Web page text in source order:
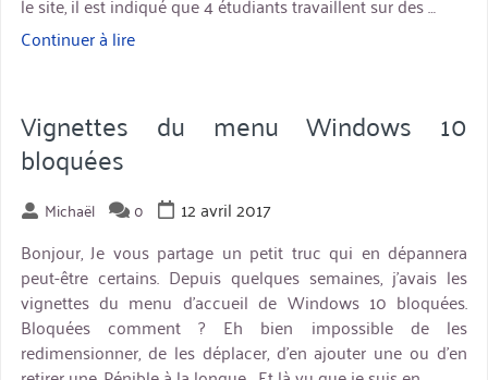
Continuer à lire« Digikam
problème
des
lisibles »
Vignettes du menu Windows 10
bloquées
Michaël 0
12 avril 2017
Bonjour, Je vous partage un petit truc qui en dépannera
peut-être certains. Depuis quelques semaines, j’avais les
vignettes du menu d’accueil de Windows 10 bloquées.
Bloquées comment ? Eh bien impossible de les
redimensionner, de les déplacer, d’en ajouter une ou d’en